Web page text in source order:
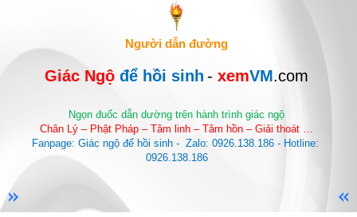
Người dẫn đường
Giác Ngộ để hồi sinh - xemVM.com
Ngọn đuốc dẫn dường trên hành trình giác ngộ
Chân Lý – Phật Pháp – Tâm linh – Tâm hồn – Giải thoát …
Fanpage: Giác ngộ để hồi sinh -  Zalo: 0926.138.186 - Hotline:
0926.138.186